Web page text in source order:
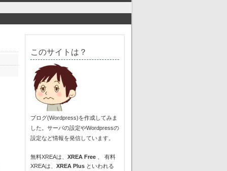
このサイトは？
ブログ(Wordpress)を作成してみま
した。サーバの設定やWordpressの
設定など情報を発信しています。
無料XREAは、 XREA Free
、 有料
XREAは、 XREA Plus といわれる